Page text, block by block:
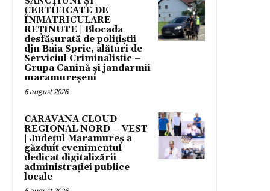
CERTIFICATE DE
ÎNMATRICULARE
REȚINUTE | Blocada
desfășurată de polițiștii
djn Baia Sprie, alături de
Serviciul Criminalistic –
Grupa Canină și jandarmii
maramureșeni
6 august 2026
CARAVANA CLOUD
REGIONAL NORD – VEST
| Județul Maramureș a
găzduit evenimentul
dedicat digitalizării
administrației publice
locale